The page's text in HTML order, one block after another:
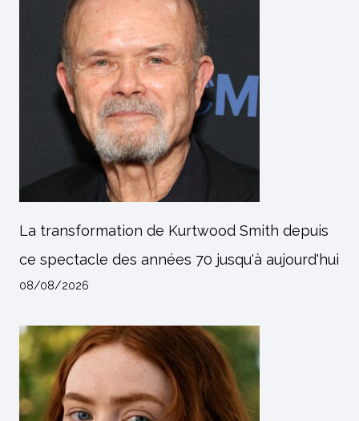
La transformation de Kurtwood Smith depuis
ce spectacle des années 70 jusqu'à aujourd'hui
08/08/2026